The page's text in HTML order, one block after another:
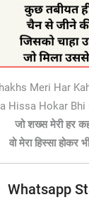
Meri Har
Hissa Hokar
जो शख्स मेरी हर
वो मेरा हिस्सा होकर
Whatsapp